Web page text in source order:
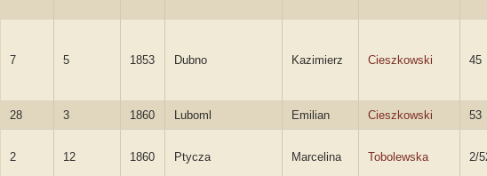
7 5 1853 Dubno Kazimierz Cieszkowski 45
28 3 1860 Luboml Emilian Cieszkowski 53
2 12 1860 Ptycza Marcelina Tobolewska 2/